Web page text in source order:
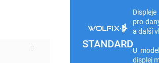
STANDARD
pro
a další
U
displej